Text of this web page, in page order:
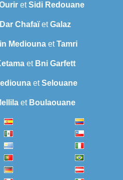
etSidi Redouane
Dar ChafaïetGalaz
MediounaetTamri
et Bni Garfett
etSelouane
et Boulaouane